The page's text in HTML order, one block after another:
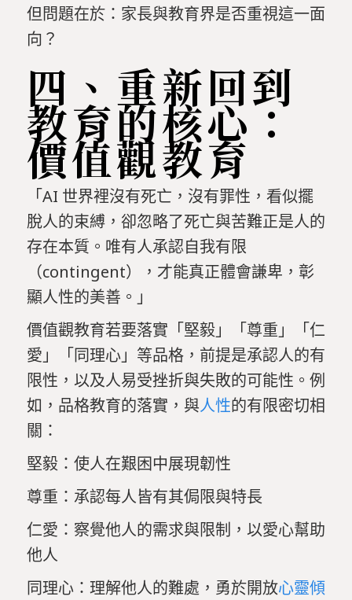
但問題在於：家長與教育界是否重視這一面
向？
四、重新回到
教育的核心：
價值觀教育
「AI 世界裡沒有死亡，沒有罪性，看似擺
脫人的束縛，卻忽略了死亡與苦難正是人的
存在本質。唯有人承認自我有限
（contingent），才能真正體會謙卑，彰
顯人性的美善。」
價值觀教育若要落實「堅毅」「尊重」「仁
愛」「同理心」等品格，前提是承認人的有
限性，以及人易受挫折與失敗的可能性。例
如，品格教育的落實，與人性的有限密切相
關：
堅毅：使人在艱困中展現韌性
尊重：承認每人皆有其侷限與特長
仁愛：察覺他人的需求與限制，以愛心幫助
他人
同理心：理解他人的難處，勇於開放心靈傾